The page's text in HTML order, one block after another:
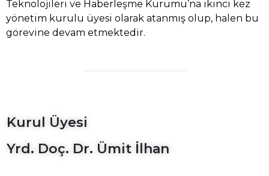
Teknolojileri ve Haberleşme Kurumu’na ikinci kez
yönetim kurulu üyesi olarak atanmış olup, halen bu
görevine devam etmektedir.
Kurul Üyesi
Yrd. Doç. Dr. Ümit İlhan